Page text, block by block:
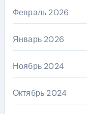
Февраль 2026
Январь 2026
Ноябрь 2024
Октябрь 2024